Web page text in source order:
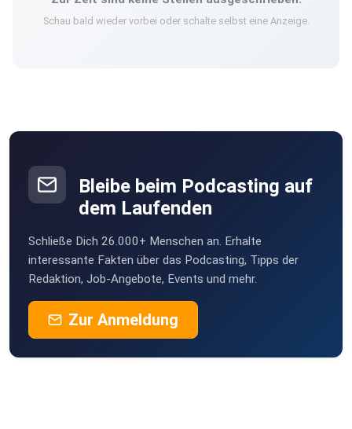
Schau bald wieder vorbei oder schalte selbst eine Anzeige.
Bleibe beim Podcasting auf
dem Laufenden
Schließe Dich 26.000+ Menschen an. Erhalte
interessante Fakten über das Podcasting, Tipps der
Redaktion, Job-Angebote, Events und mehr.
Zur Anmeldung